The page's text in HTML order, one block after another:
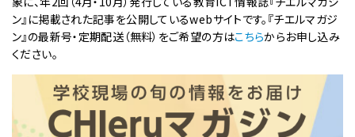
ン』に掲載された記事を公開しているwebサイトです。『チエルマガジ
ン』の最新号・定期配送（無料）をご希望の方はこちらからお申し込み
ください。